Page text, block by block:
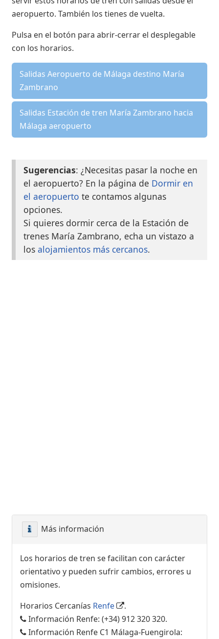
aeropuerto. También los tienes de vuelta.
Pulsa en el botón para abrir-cerrar el desplegable
con los horarios.
Salidas Aeropuerto de Málaga destino María
Zambrano
Salidas Estación de tren María Zambrano hacia
Málaga aeropuerto
Sugerencias: ¿Necesitas pasar la noche en
el aeropuerto? En la página de Dormir en
el aeropuerto te contamos algunas
opciones.
Si quieres dormir cerca de la Estación de
trenes María Zambrano, echa un vistazo a
los alojamientos más cercanos.
Más información
Los horarios de tren se facilitan con carácter
orientativo y pueden sufrir cambios, errores u
omisiones.
Horarios Cercanías Renfe
.
Información Renfe: (+34) 912 320 320.
Información Renfe C1 Málaga-Fuengirola: